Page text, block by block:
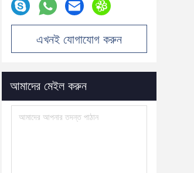
এখনই যোগাযোগ করুন
আমাদের মেইল ​​করুন